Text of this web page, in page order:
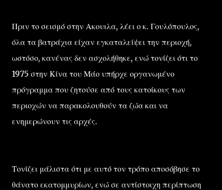
Πριν το σεισμό στην Ακουιλα, λέει ο κ. Γουλόπουλος,
όλα τα βατράχια είχαν εγκαταλείψει την περιοχή,
ωστόσο, κανένας δεν ασχολήθηκε, ενώ τονίζει ότι το
1975 στην Κίνα του Μάο υπήρχε οργανωμένο
πρόγραμμα που ζητούσε από τους κατοίκους των
περιοχών να παρακολουθούν τα ζώα και να
ενημερώνουν τις αρχές.
Τονίζει μάλιστα ότι με αυτό τον τρόπο αποσόβησε το
θάνατο εκατομμυρίων, ενώ σε αντίστοιχη περίπτωση